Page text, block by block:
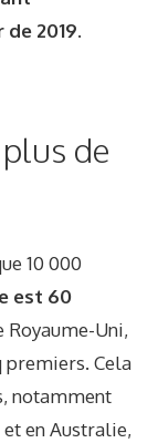
2019.
de
10 000
est 60
Royaume-Uni,
premiers. Cela
notamment
et en Australie,